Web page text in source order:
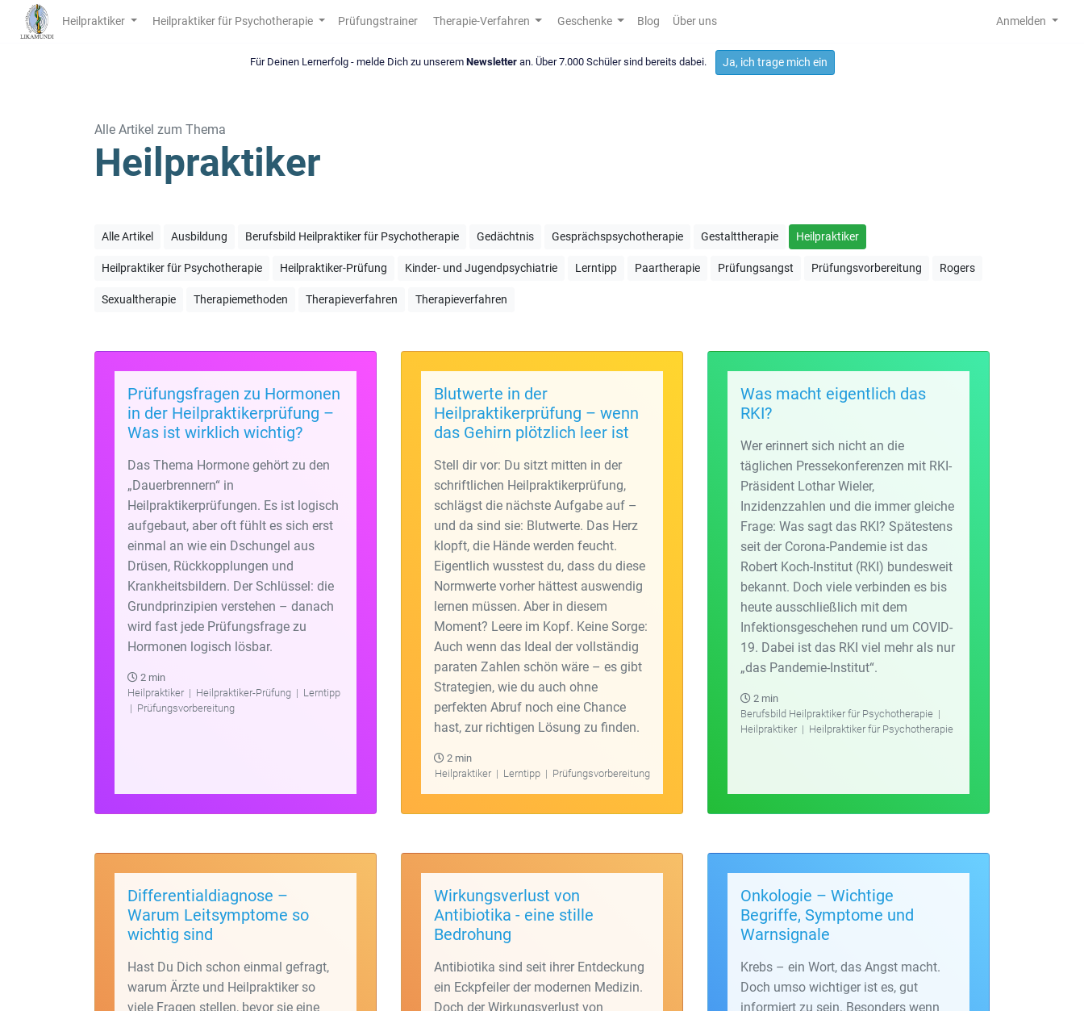
Heilpraktiker Heilpraktiker für Psychotherapie Prüfungstrainer Therapie-Verfahren Geschenke Blog Über uns Anmelden
Für Deinen Lernerfolg - melde Dich zu unserem Newsletteran. Über 7.000 Schüler sind bereits dabei. Ja, ich trage mich ein
Alle Artikel zum Thema
Heilpraktiker
Alle Artikel Ausbildung Berufsbild Heilpraktiker für Psychotherapie Gedächtnis Gesprächspsychotherapie Gestalttherapie Heilpraktiker
Heilpraktiker für Psychotherapie Heilpraktiker-Prüfung Kinder- und Jugendpsychiatrie Lerntipp Paartherapie Prüfungsangst Prüfungsvorbereitung Rogers
Sexualtherapie Therapiemethoden Therapieverfahren Therapieverfahren
Prüfungsfragen zu Hormonen
in der Heilpraktikerprüfung –
Was ist wirklich wichtig?
Das Thema Hormone gehört zu den
„Dauerbrennern“ in
Heilpraktikerprüfungen. Es ist logisch
aufgebaut, aber oft fühlt es sich erst
einmal an wie ein Dschungel aus
Drüsen, Rückkopplungen und
Krankheitsbildern. Der Schlüssel: die
Grundprinzipien verstehen – danach
wird fast jede Prüfungsfrage zu
Hormonen logisch lösbar.
2 min
Heilpraktiker | Heilpraktiker-Prüfung | Lerntipp
| Prüfungsvorbereitung
Blutwerte in der
Heilpraktikerprüfung – wenn
das Gehirn plötzlich leer ist
Stell dir vor: Du sitzt mitten in der
schriftlichen Heilpraktikerprüfung,
schlägst die nächste Aufgabe auf –
und da sind sie: Blutwerte. Das Herz
klopft, die Hände werden feucht.
Eigentlich wusstest du, dass du diese
Normwerte vorher hättest auswendig
lernen müssen. Aber in diesem
Moment? Leere im Kopf. Keine Sorge:
Auch wenn das Ideal der vollständig
paraten Zahlen schön wäre – es gibt
Strategien, wie du auch ohne
perfekten Abruf noch eine Chance
hast, zur richtigen Lösung zu finden.
2 min
Heilpraktiker | Lerntipp | Prüfungsvorbereitung
Was macht eigentlich das
RKI?
Wer erinnert sich nicht an die
täglichen Pressekonferenzen mit RKI-
Präsident Lothar Wieler,
Inzidenzzahlen und die immer gleiche
Frage: Was sagt das RKI? Spätestens
seit der Corona-Pandemie ist das
Robert Koch-Institut (RKI) bundesweit
bekannt. Doch viele verbinden es bis
heute ausschließlich mit dem
Infektionsgeschehen rund um COVID-
19. Dabei ist das RKI viel mehr als nur
„das Pandemie-Institut“.
2 min
Berufsbild Heilpraktiker für Psychotherapie |
Heilpraktiker | Heilpraktiker für Psychotherapie
Differentialdiagnose –
Warum Leitsymptome so
wichtig sind
Hast Du Dich schon einmal gefragt,
warum Ärzte und Heilpraktiker so
viele Fragen stellen, bevor sie eine
Wirkungsverlust von
Antibiotika - eine stille
Bedrohung
Antibiotika sind seit ihrer Entdeckung
ein Eckpfeiler der modernen Medizin.
Doch der Wirkungsverlust von
Onkologie – Wichtige
Begriffe, Symptome und
Warnsignale
Krebs – ein Wort, das Angst macht.
Doch umso wichtiger ist es, gut
informiert zu sein. Besonders wenn